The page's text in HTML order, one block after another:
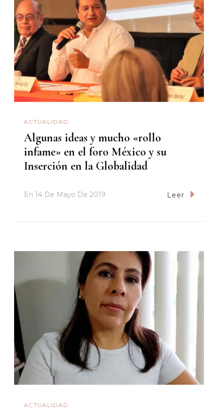
ACTUALIDAD
Algunas ideas y mucho «rollo
infame» en el foro México y su
Inserción en la Globalidad
En 14 De Mayo De 2019 Leer
ACTUALIDAD